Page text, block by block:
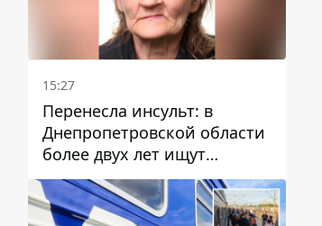
15:27
Перенесла инсульт: в
Днепропетровской области
более двух лет ищут
пропавшую женщину